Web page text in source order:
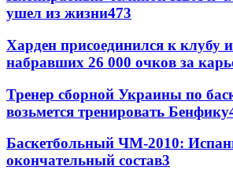
ушел из жизни473
Харден присоединился к клубу
набравших 26 000 очков за
Тренер сборной Украины по
возьмется тренировать Бенфику
Баскетбольный ЧМ-2010:
окончательный состав3